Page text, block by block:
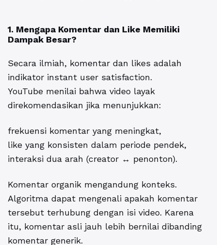
1. Mengapa Komentar dan Like Memiliki
Dampak Besar?
Secara ilmiah, komentar dan likes adalah
indikator instant user satisfaction.
YouTube menilai bahwa video layak
direkomendasikan jika menunjukkan:
frekuensi komentar yang meningkat,
like yang konsisten dalam periode pendek,
interaksi dua arah (creator ↔ penonton).
Komentar organik mengandung konteks.
Algoritma dapat mengenali apakah komentar
tersebut terhubung dengan isi video. Karena
itu, komentar asli jauh lebih bernilai dibanding
komentar generik.